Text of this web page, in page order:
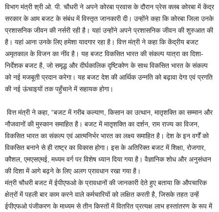
विभाग मंत्री श्री ओ. पी. चौधरी ने अपने कोरबा प्रवास के दौरान प्रेस क्लब कोरबा में केंद्र
सरकार के आम बजट के संबंध में विस्तृत जानकारी दी। उन्होंने कहा कि कोरबा जिला उनके
प्रशासनिक जीवन की नर्सरी रही है। यहां उन्होंने अपने प्रशासनिक जीवन की शुरुआत की
है। यहां आना उनके लिए हमेशा यादगार रहा है। वित्त मंत्री ने कहा कि केंद्रीय बजट
अमृतकाल के विजन का नींव है। यह बजट विकसित भारत की संकल्प यात्रा का दिशा-
निर्देशक बजट है, जो समृद्ध और दीर्घकालिक दृष्टिकोण के साथ विकसित भारत के संकल्प
को नई मजबूती प्रदान करेगा। यह बजट देश की आर्थिक उन्नति को बढ़ावा देगा एवं प्रगति
की नई ऊंचाइयों तक पहुँचाने में सहायक होगा।
वित्त मंत्री ने कहा, “बजट में गरीब कल्याण, किसान का उत्थान, मातृशक्ति का सम्मान और
नौजवानों की मुस्कान समाहित है। बजट में मातृशक्ति का दर्शन, राम राज्य का विजन,
विकसित भारत का संकल्प एवं आत्मनिर्भर भारत का लक्ष्य समाहित है। देश के इन वर्गों को
विकसित बनाने से ही राष्ट्र का विकास होगा। इस के अतिरिक्त बजट में शिक्षा, रोजगार,
कौशल, एमएसएमई, मध्यम वर्ग पर विशेष ध्यान दिया गया है। वैज्ञानिक शोध और अनुसंधान
की दिशा में आगे बढ़ने के लिए अलग प्रावधान रखा गया है।
मंत्री चौधरी बजट में ईपीएफओ के प्रावधानों की जानकारी देते हुए बताया कि औपचारिक
क्षेत्रों में पहली बार काम करने वाले कर्मचारियों को लक्षित करती है, जिसके तहत उन्हें
ईपीएफओ पंजीकरण के माध्यम से तीन किस्तों में वितरित प्रत्यक्ष लाभ हस्तांतरण के रूप में